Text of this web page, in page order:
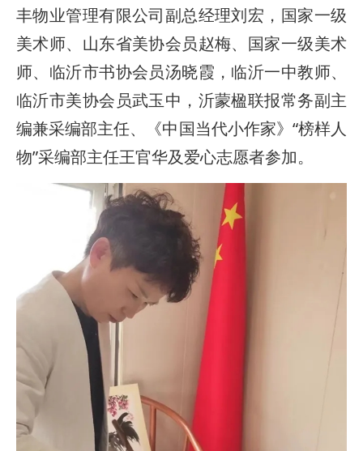
丰物业管理有限公司副总经理刘宏，国家一级
美术师、山东省美协会员赵梅、国家一级美术
师、临沂市书协会员汤晓霞，临沂一中教师、
临沂市美协会员武玉中，沂蒙楹联报常务副主
编兼采编部主任、《中国当代小作家》“榜样人
物”采编部主任王官华及爱心志愿者参加。